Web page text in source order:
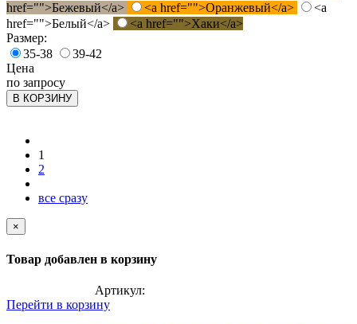
href="">Бежевый</a>
<a href="">Оранжевый</a>
<a
href="">Белый</a>
<a href="">Хаки</a>
Размер:
35-38
39-42
Цена
по запросу
В КОРЗИНУ
1
2
все сразу
×
Товар добавлен в корзину
Артикул:
Перейти в корзину